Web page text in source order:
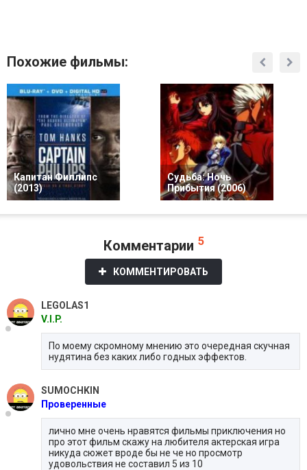
Похожие фильмы:
Капитан Филлипс
(2013)
Судьба: Ночь
Прибытия (2006)
Комментарии 5
КОММЕНТИРОВАТЬ
LEGOLAS1
V.I.P.
По моему скромному мнению это очередная скучная
нудятина без каких либо годных эффектов.
SUMOCHKIN
Проверенные
лично мне очень нравятся фильмы приключения но
про этот фильм скажу на любителя актерская игра
никуда сюжет вроде бы не че но просмотр
удовольствия не составил 5 из 10